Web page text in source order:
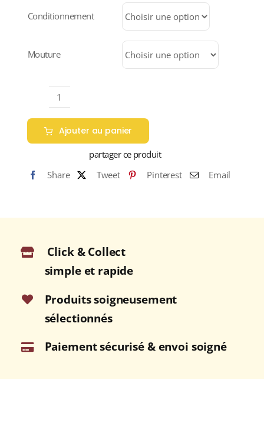
prix :
8,20 €
à
32,80 €
Conditionnement
Mouture
quantité
de
GUATEMALA
"S.H.B"
Pur
Ajouter au panier
partager ce produit
Share
Tweet Pinterest Email
Click & Collect
simple et rapide
Produits soigneusement
sélectionnés
Paiement sécurisé & envoi soigné